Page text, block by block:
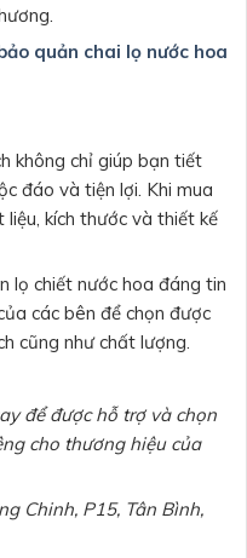
quản chai lọ nước hoa
không chỉ giúp bạn tiết
đáo và tiện lợi. Khi mua
liệu, kích thước và thiết kế
lọ chiết nước hoa đáng tin
các bên để chọn được
cũng như chất lượng.
để được hỗ trợ và chọn
cho thương hiệu của
Chinh, P15, Tân Bình,